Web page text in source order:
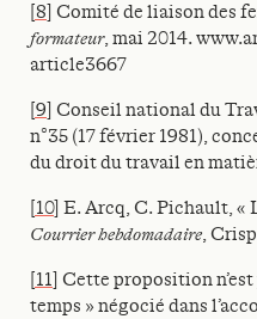
[8] Comité de liaison des
formateur, mai 2014.
article3667
[9] Conseil national du
n°35 (17 février 1981),
du droit du travail en
[10] E. Arcq, C. Pichault, «
Courrier hebdomadaire,
[11] Cette proposition
temps » négocié dans